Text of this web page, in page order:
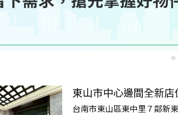
東山市中心邊間全新店
台南市東山區東中里７鄰新